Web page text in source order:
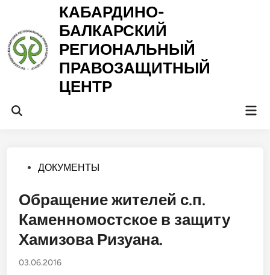
содержимому
КАБАРДИНО-
БАЛКАРСКИЙ
РЕГИОНАЛЬНЫЙ
ПРАВОЗАЩИТНЫЙ
ЦЕНТР
Открыть
Опубликовано
ДОКУМЕНТЫ
Обращение жителей с.п.
Каменномостcкое в защиту
Хамизова Ризуана.
03.06.2016